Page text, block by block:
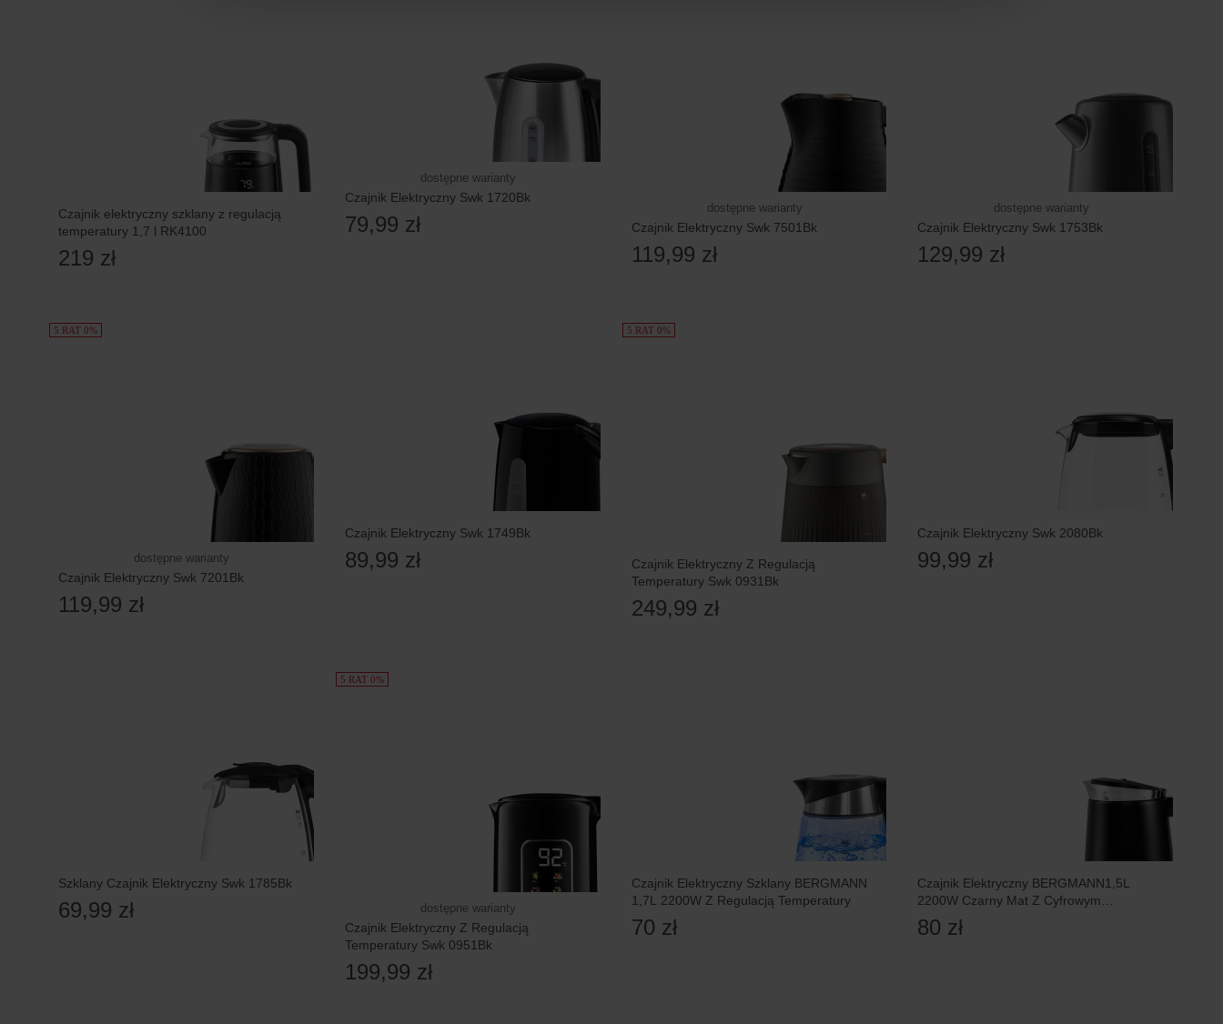
Czajnik elektryczny szklany z regulacją
temperatury 1,7 l RK4100
219 zł
dostępne warianty
Czajnik Elektryczny Swk 1720Bk
79,99 zł
dostępne warianty
Czajnik Elektryczny Swk 7501Bk
119,99 zł
dostępne warianty
Czajnik Elektryczny Swk 1753Bk
129,99 zł
5 RAT 0%
dostępne warianty
Czajnik Elektryczny Swk 7201Bk
119,99 zł
Czajnik Elektryczny Swk 1749Bk
89,99 zł
5 RAT 0%
Czajnik Elektryczny Z Regulacją
Temperatury Swk 0931Bk
249,99 zł
Czajnik Elektryczny Swk 2080Bk
99,99 zł
Szklany Czajnik Elektryczny Swk 1785Bk
69,99 zł
5 RAT 0%
dostępne warianty
Czajnik Elektryczny Z Regulacją
Temperatury Swk 0951Bk
199,99 zł
Czajnik Elektryczny Szklany BERGMANN
1,7L 2200W Z Regulacją Temperatury
70 zł
Czajnik Elektryczny BERGMANN1,5L
2200W Czarny Mat Z Cyfrowym
Wyświetlaczem
80 zł